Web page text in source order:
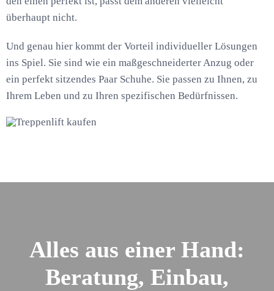
überhaupt nicht.
Und genau hier kommt der Vorteil individueller Lösungen
ins Spiel. Sie sind wie ein maßgeschneiderter Anzug oder
ein perfekt sitzendes Paar Schuhe. Sie passen zu Ihnen, zu
Ihrem Leben und zu Ihren spezifischen Bedürfnissen.
Alles aus einer Hand:
Beratung, Einbau,